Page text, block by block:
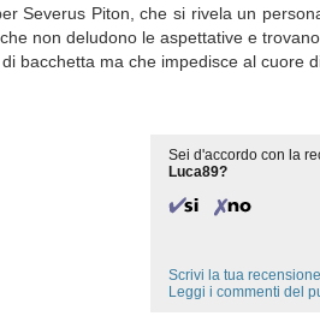
Severus Piton, che si rivela un
non deludono le aspettative e
bacchetta ma che impedisce al cuore
Sei d'accordo con la
Luca89?
Scrivi la tua recensione
Leggi i commenti del